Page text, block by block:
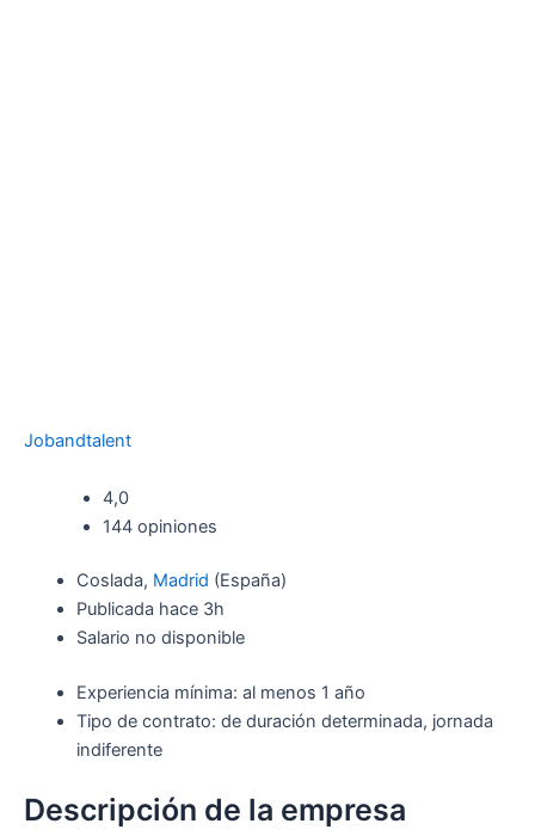
Jobandtalent
4,0
144 opiniones
Coslada, Madrid (España)
Publicada hace 3h
Salario no disponible
Experiencia mínima: al menos 1 año
Tipo de contrato: de duración determinada, jornada
indiferente
Descripción de la empresa